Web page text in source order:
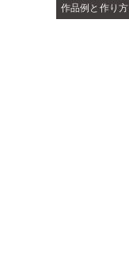
作品例と作り方